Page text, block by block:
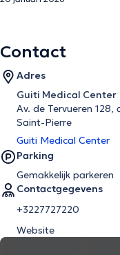
Contact
Adres
Guiti Medical Center
Av. de Tervueren
Saint-Pierre
Guiti Medical Center
Parking
Gemakkelijk parkeren
Contactgegevens
+3227727220
Website